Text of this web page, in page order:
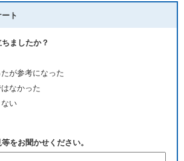
ト
ましたか？
が参考になった
なかった
い
をお聞かせください。